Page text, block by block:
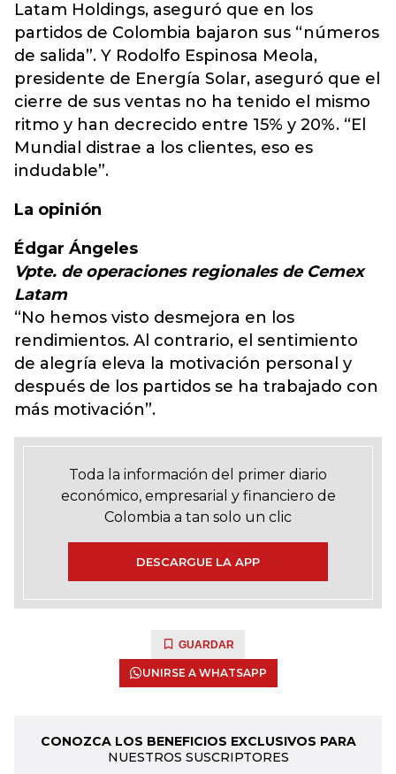
Latam Holdings, aseguró que en los
partidos de Colombia bajaron sus “números
de salida”. Y Rodolfo Espinosa Meola,
presidente de Energía Solar, aseguró que el
cierre de sus ventas no ha tenido el mismo
ritmo y han decrecido entre 15% y 20%. “El
Mundial distrae a los clientes, eso es
indudable”.
La opinión
Édgar Ángeles
Vpte. de operaciones regionales de Cemex
Latam
“No hemos visto desmejora en los
rendimientos. Al contrario, el sentimiento
de alegría eleva la motivación personal y
después de los partidos se ha trabajado con
más motivación”.
Toda la información del primer diario
económico, empresarial y financiero de
Colombia a tan solo un clic
DESCARGUE LA APP
GUARDAR
UNIRSE A WHATSAPP
CONOZCA LOS BENEFICIOS EXCLUSIVOS PARA
NUESTROS SUSCRIPTORES